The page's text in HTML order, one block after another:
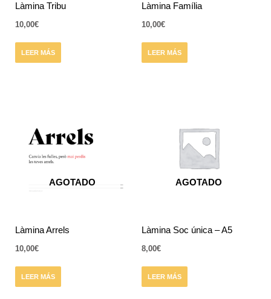
Làmina Tribu
10,00€
LEER MÁS
Làmina Família
10,00€
LEER MÁS
AGOTADO
Làmina Arrels
10,00€
LEER MÁS
AGOTADO
Làmina Soc única – A5
8,00€
LEER MÁS